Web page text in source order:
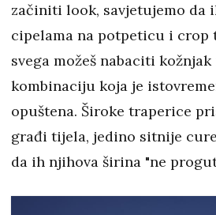
začiniti look, savjetujemo da
cipelama na potpeticu i crop
svega možeš nabaciti
kombinaciju koja je
opuštena. Široke traperice
građi tijela, jedino sitnije
da ih njihova širina "ne